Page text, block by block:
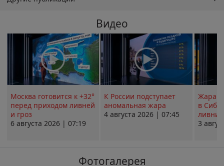
Видео
Москва готовится к +32°
перед приходом ливней
и гроз
6 августа 2026 | 07:19
К России подступает
аномальная жара
4 августа 2026 | 07:45
Жара в
в
ливни
3
Фотогалерея